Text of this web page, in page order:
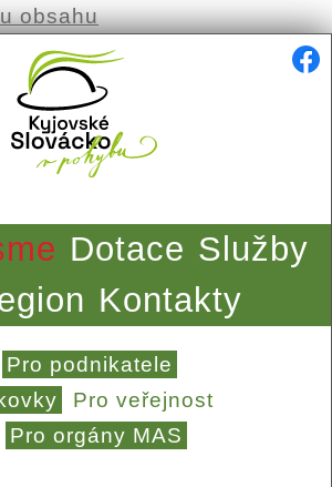
obsahu
Dotace Služby
Kontakty
Pro podnikatele
Pro veřejnost
Pro orgány MAS